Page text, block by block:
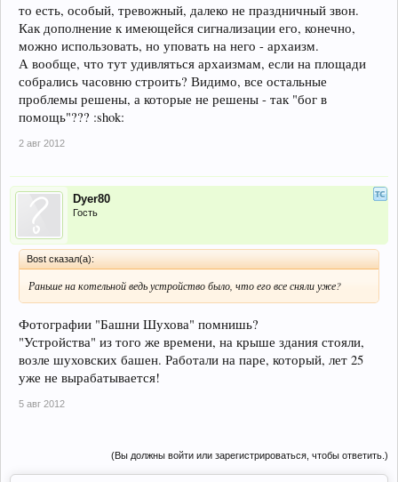
то есть, особый, тревожный, далеко не праздничный звон.
Как дополнение к имеющейся сигнализации его, конечно,
можно использовать, но уповать на него - архаизм.
А вообще, что тут удивляться архаизмам, если на площади
собрались часовню строить? Видимо, все остальные
проблемы решены, а которые не решены - так "бог в
помощь"??? :shok:
2 авг 2012
Dyer80
Гость
Bost сказал(а):
Раньше на котельной ведь устройство было, что его все сняли уже?
Фотографии "Башни Шухова" помнишь?
"Устройства" из того же времени, на крыше здания стояли,
возле шуховских башен. Работали на паре, который, лет 25
уже не вырабатывается!
5 авг 2012
(Вы должны войти или зарегистрироваться, чтобы ответить.)